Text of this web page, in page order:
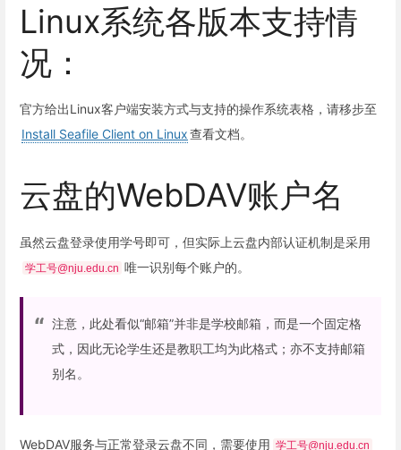
Linux系统各版本支持情
况：
官方给出Linux客户端安装方式与支持的操作系统表格，请移步至
Install Seafile Client on Linux查看文档。
云盘的WebDAV账户名
虽然云盘登录使用学号即可，但实际上云盘内部认证机制是采用
学工号@nju.edu.cn 唯一识别每个账户的。
注意，此处看似“邮箱”并非是学校邮箱，而是一个固定格
式，因此无论学生还是教职工均为此格式；亦不支持邮箱
别名。
WebDAV服务与正常登录云盘不同，需要使用 学工号@nju.edu.cn